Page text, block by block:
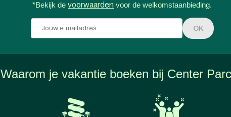
*Bekijk devoorwaarden voor de welkomstaanbieding.
OK
Waarom je vakantie boeken bij Center